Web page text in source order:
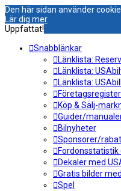
Den här sidan använder
Lär dig mer
Uppfattat!
Snabblänkar
Länklista:
Länklista:
Länklista:
Företagsregister
Köp & Sälj-
Guider/
Bilnyheter
Sponsorer/
Fordonsstatistik
Dekaler med
Gratis bilder
Spel